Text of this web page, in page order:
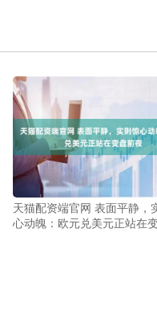
天猫配资端官网 表面平静，
心动魄：欧元兑美元正站在